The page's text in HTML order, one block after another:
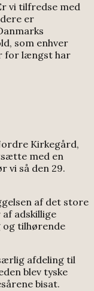
vi tilfredse med
er
som enhver
for længst har
Kirkegård,
med en
vi så den 29.
af det store
adskillige
tilhørende
afdeling til
blev tyske
bisat.